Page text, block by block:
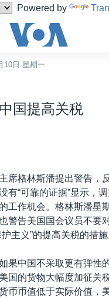
Powered by
10日 星期一
国提高关税
席格林斯潘提出警告，
有“可靠的证据”显示，
工作机会。格林斯潘星
警告美国国会议员不要
主义”的提高关税的措施
果中国不采取更有弹性
国的货物大幅度加征关
币币值低于实际价值，